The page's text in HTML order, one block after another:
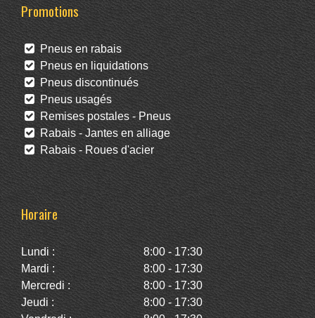
Promotions
Pneus en rabais
Pneus en liquidations
Pneus discontinués
Pneus usagés
Remises postales - Pneus
Rabais - Jantes en alliage
Rabais - Roues d'acier
Horaire
Lundi :
8:00 - 17:30
Mardi :
8:00 - 17:30
Mercredi :
8:00 - 17:30
Jeudi :
8:00 - 17:30